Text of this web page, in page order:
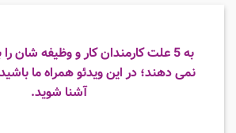
به 5 علت کارمندان کار و وظیفه شان
آشنا شوید.